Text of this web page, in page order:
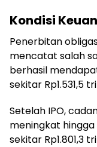
Kondisi
Penerbitan
mencatat salah
berhasil
sekitar Rp1.531,5
Setelah IPO,
meningkat hingga
sekitar Rp1.801,3